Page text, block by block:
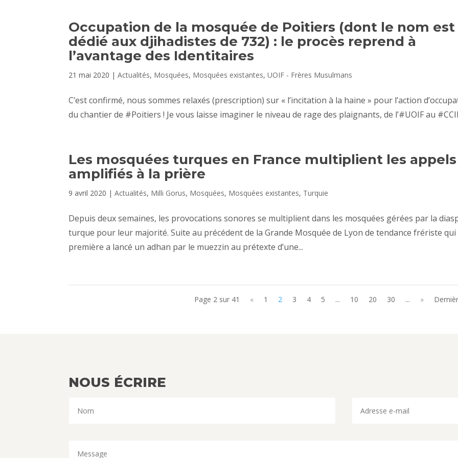
Occupation de la mosquée de Poitiers (dont le nom est
dédié aux djihadistes de 732) : le procès reprend à
l’avantage des Identitaires
21 mai 2020 |Actualités, Mosquées, Mosquées existantes,UOIF - Frères Musulmans
C’est confirmé, nous sommes relaxés (prescription) sur « l’incitation à la haine » pour l’action
du chantier de #Poitiers ! Je vous laisse imaginer le niveau de rage des plaignants, de l’#UOIF au
Les mosquées turques en France multiplient les appels
amplifiés à la prière
9 avril 2020 |Actualités, Milli Gorus, Mosquées, Mosquées existantes, Turquie
Depuis deux semaines, les provocations sonores se multiplient dans les mosquées gérées par la
turque pour leur majorité. Suite au précédent de la Grande Mosquée de Lyon de tendance frériste qui
première a lancé un adhan par le muezzin au prétexte d’une...
Page 2 sur 41 « 1 2 3 4 5 ... 10 20 30 ... »
NOUS ÉCRIRE